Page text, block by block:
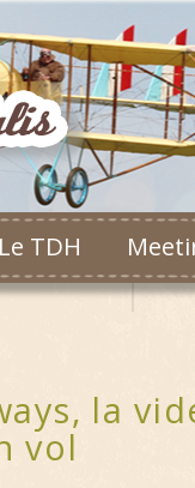
Le TDH
la
vol